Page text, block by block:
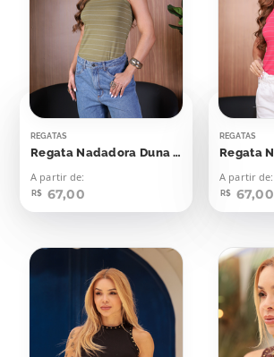
REGATAS
Regata Nadadora Duna Verde Oriente Listras Off
A partir de:
R$ 67,00
REGATAS
A partir de:
R$ 67,00